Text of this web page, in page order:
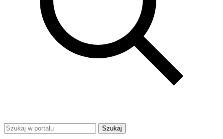
Szukaj